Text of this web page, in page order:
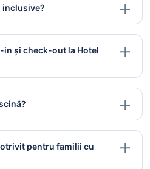
inclusive?
in și check-out la Hotel
pentru familii cu